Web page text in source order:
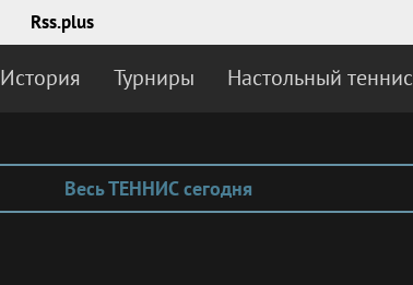
Rss.plus
История Турниры Настольный теннис
Весь ТЕННИС сегодня